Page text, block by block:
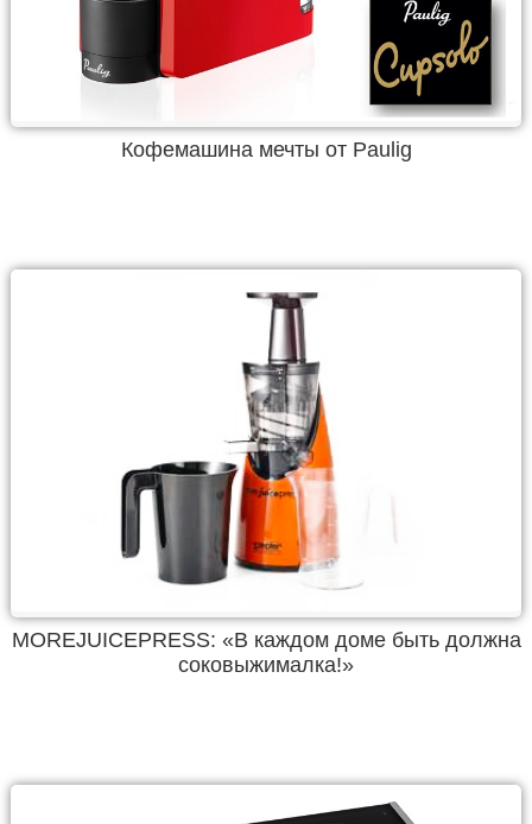
Кофемашина мечты от Paulig
MOREJUICEPRESS: «В каждом доме быть должна
соковыжималка!»